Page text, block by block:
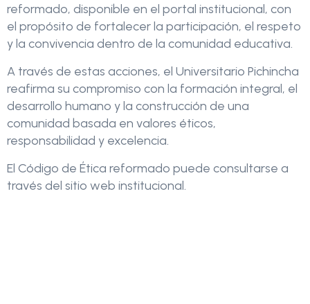
reformado, disponible en el portal institucional, con
el propósito de fortalecer la participación, el respeto
y la convivencia dentro de la comunidad educativa.
A través de estas acciones, el Universitario Pichincha
reafirma su compromiso con la formación integral, el
desarrollo humano y la construcción de una
comunidad basada en valores éticos,
responsabilidad y excelencia.
El Código de Ética reformado puede consultarse a
través del sitio web institucional.